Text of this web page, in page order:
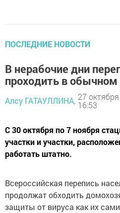
ПОСЛЕДНИЕ НОВОСТИ
В нерабочие дни
проходить в
Алсу ГАТАУЛЛИНА, 27
16:53
С 30 октября по 7 ноября
участки и участки,
работать штатно.
Всероссийская перепись
продолжат обходить
защиты от вируса как их